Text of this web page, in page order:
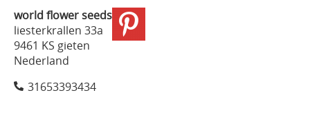
world flower seeds
liesterkrallen 33a
9461 KS gieten
Nederland
31653393434